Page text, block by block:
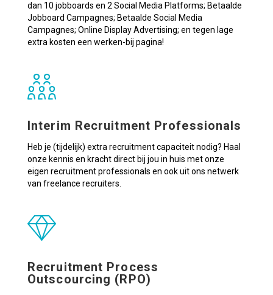
dan 10 jobboards en 2 Social Media Platforms; Betaalde
Jobboard Campagnes; Betaalde Social Media
Campagnes; Online Display Advertising; en tegen lage
extra kosten een werken-bij pagina!
Interim Recruitment Professionals
Heb je (tijdelijk) extra recruitment capaciteit nodig? Haal
onze kennis en kracht direct bij jou in huis met onze
eigen recruitment professionals en ook uit ons netwerk
van freelance recruiters.
Recruitment Process
Outscourcing (RPO)